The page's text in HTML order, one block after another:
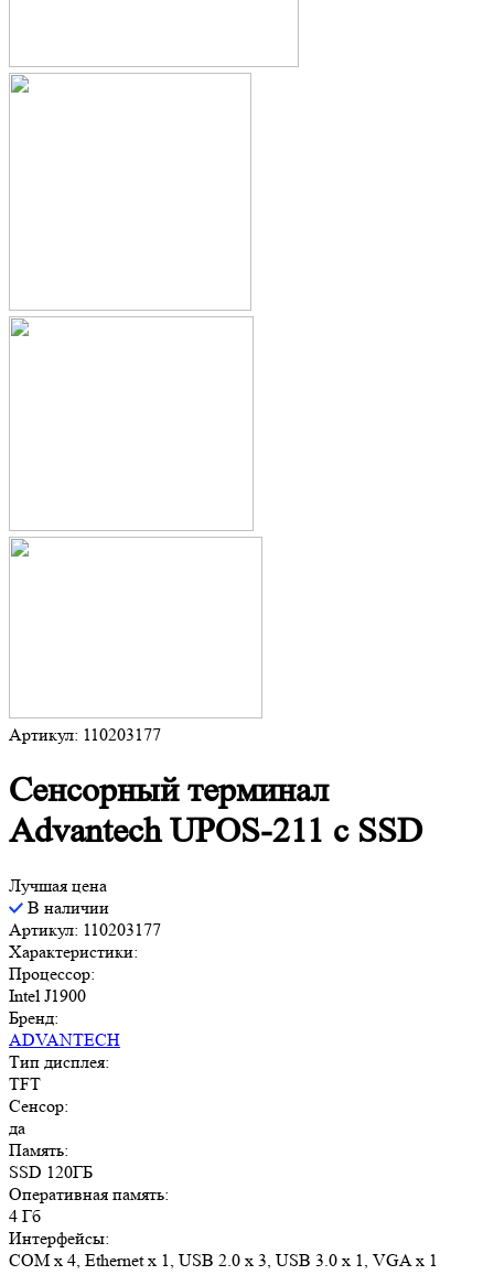
Артикул: 110203177
Сенсорный терминал
Advantech UPOS-211 с SSD
Лучшая цена
В наличии
Артикул: 110203177
Характеристики:
Процессор:
Intel J1900
Бренд:
ADVANTECH
Тип дисплея:
TFT
Сенсор:
да
Память:
SSD 120ГБ
Оперативная память:
4 Гб
Интерфейсы:
COM x 4, Ethernet x 1, USB 2.0 x 3, USB 3.0 x 1, VGA x 1